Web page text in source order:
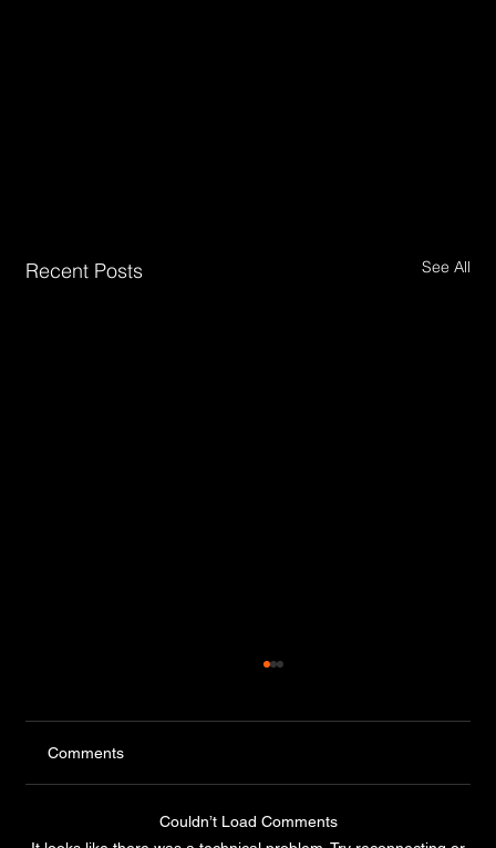
Recent Posts See All
Comments
Couldn’t Load Comments